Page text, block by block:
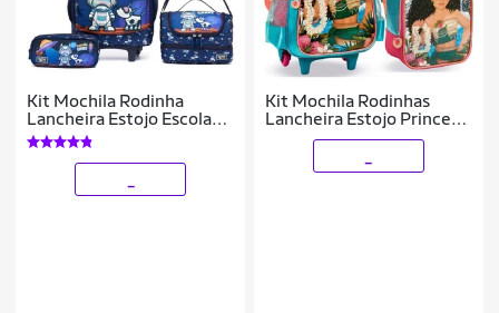
Kit Mochila Rodinha
Lancheira Estojo Escolar
Infantil 20 Litros Menino
Espaçosa Guelph
Kit Mochila Rodinhas
Lancheira Estojo Princesa
Moana Infantil Escolar